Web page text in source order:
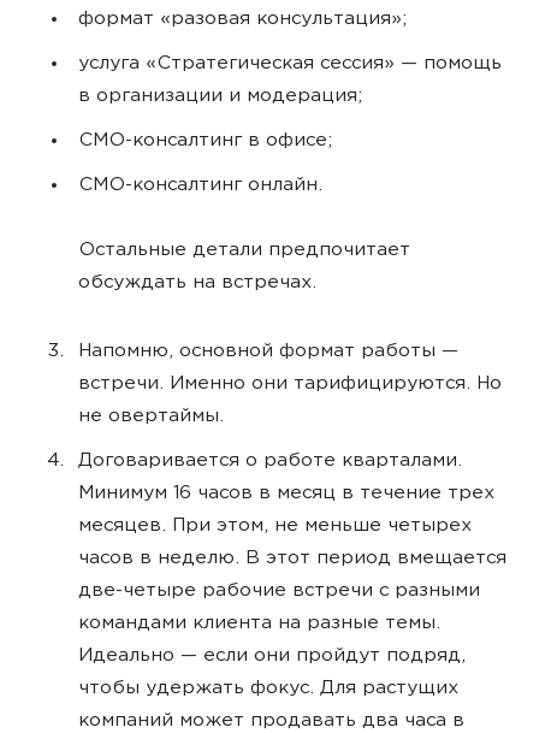
формат «разовая консультация»;
услуга «Стратегическая сессия» — помощь
в организации и модерация;
СМО-консалтинг в офисе;
СМО-консалтинг онлайн.
Остальные детали предпочитает
обсуждать на встречах.
Напомню, основной формат работы —
встречи. Именно они тарифицируются. Но
не овертаймы.
Договаривается о работе кварталами.
Минимум 16 часов в месяц в течение трех
месяцев. При этом, не меньше четырех
часов в неделю. В этот период вмещается
две-четыре рабочие встречи с разными
командами клиента на разные темы.
Идеально — если они пройдут подряд,
чтобы удержать фокус. Для растущих
компаний может продавать два часа в